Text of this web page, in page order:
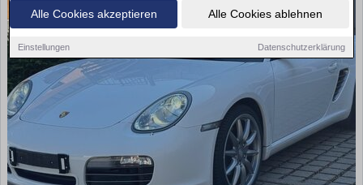
Alle Cookies akzeptieren Alle Cookies ablehnen
Einstellungen Datenschutzerklärung